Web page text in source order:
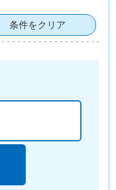
条件をクリア